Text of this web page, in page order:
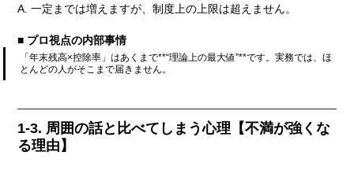
A. 一定までは増えますが、制度上の上限は超えません。
■ プロ視点の内部事情
「年末残高×控除率」はあくまで**“理論上の最大値”**です。実務では、ほ
とんどの人がそこまで届きません。
1-3. 周囲の話と比べてしまう心理【不満が強くな
る理由】